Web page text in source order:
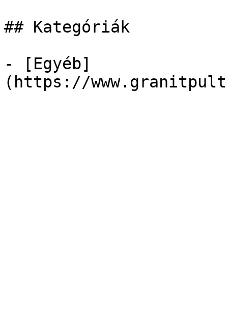
## Kategóriák
- [Egyéb]
(https://